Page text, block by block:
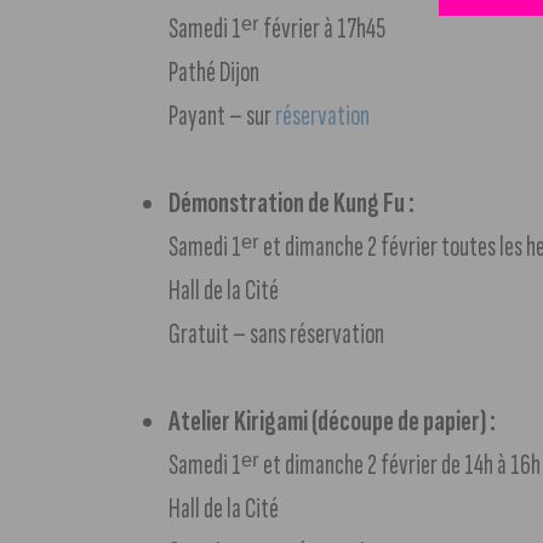
Samedi 1ᵉʳ février à 17h45
Pathé Dijon
Payant – surréservation
Démonstration de Kung Fu :
Samedi 1ᵉʳ et dimanche 2 février toutes les
Hall de la Cité
Gratuit – sans réservation
Atelier Kirigami (découpe de papier) :
Samedi 1ᵉʳ et dimanche 2 février de 14h à 16h
Hall de la Cité